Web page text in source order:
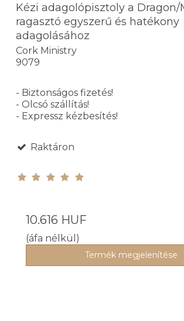
Kézi adagolópisztoly a
ragasztó egyszerű és hatékony
adagolásához
Cork Ministry
9079
- Biztonságos fizetés!
- Olcsó szállítás!
- Expressz kézbesítés!
Raktáron
10.616 HUF
(áfa nélkül)
Termék megjelenítése